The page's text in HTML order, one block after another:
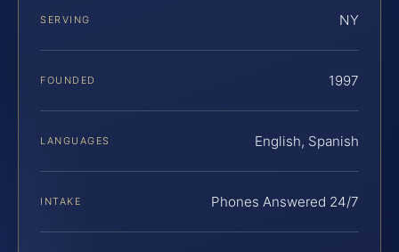
SERVING NY
FOUNDED 1997
LANGUAGES English, Spanish
INTAKE Phones Answered 24/7